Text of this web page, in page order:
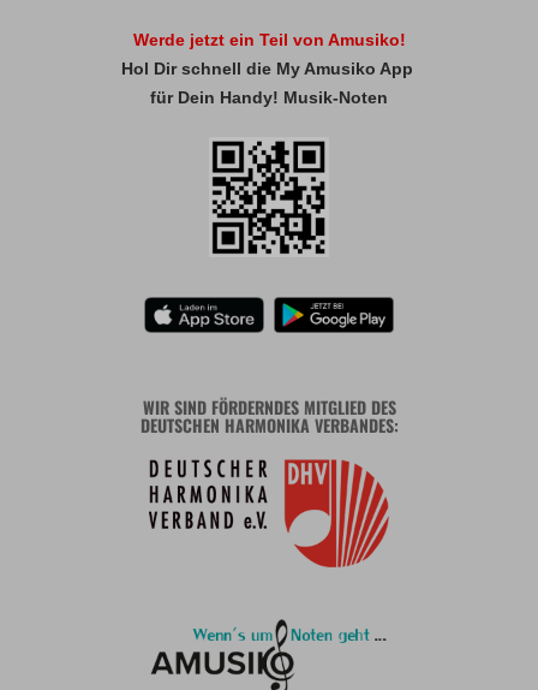
Werde jetzt ein Teil von Amusiko!
Hol Dir schnell die My Amusiko App
für Dein Handy! Musik-Noten
WIR SIND FÖRDERNDES MITGLIED DES
DEUTSCHEN HARMONIKA VERBANDES: